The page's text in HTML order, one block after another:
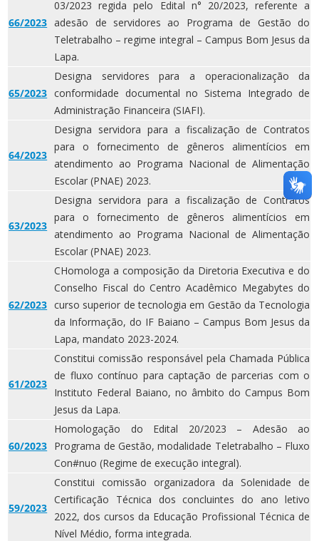
66/2023
03/2023 regida pelo Edital n° 20/2023, referente a
adesão de servidores ao Programa de Gestão do
Teletrabalho – regime integral – Campus Bom Jesus da
Lapa.
65/2023
Designa servidores para a operacionalização da
conformidade documental no Sistema Integrado de
Administração Financeira (SIAFI).
64/2023
Designa servidora para a fiscalização de Contratos
para o fornecimento de gêneros alimentícios em
atendimento ao Programa Nacional de Alimentação
Escolar (PNAE) 2023.
63/2023
Designa servidora para a fiscalização de Contratos
para o fornecimento de gêneros alimentícios em
atendimento ao Programa Nacional de Alimentação
Escolar (PNAE) 2023.
62/2023
CHomologa a composição da Diretoria Executiva e do
Conselho Fiscal do Centro Acadêmico Megabytes do
curso superior de tecnologia em Gestão da Tecnologia
da Informação, do IF Baiano – Campus Bom Jesus da
Lapa, mandato 2023-2024.
61/2023
Constitui comissão responsável pela Chamada Pública
de fluxo contínuo para captação de parcerias com o
Instituto Federal Baiano, no âmbito do Campus Bom
Jesus da Lapa.
60/2023
Homologação do Edital 20/2023 – Adesão ao
Programa de Gestão, modalidade Teletrabalho – Fluxo
Con#nuo (Regime de execução integral).
59/2023
Constitui comissão organizadora da Solenidade de
Certificação Técnica dos concluintes do ano letivo
2022, dos cursos da Educação Profissional Técnica de
Nível Médio, forma integrada.